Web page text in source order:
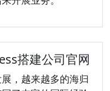
搭建公司官网
，越来越多的海归